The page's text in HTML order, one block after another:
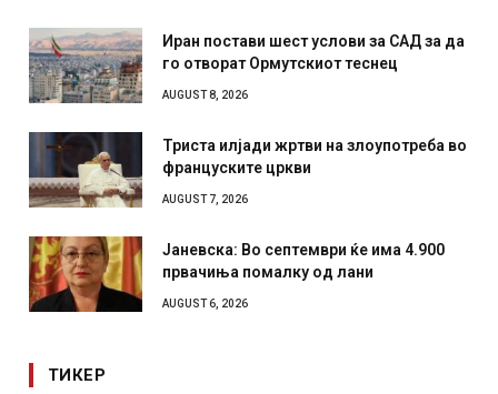
Иран постави шест услови за САД за да
го отворат Ормутскиот теснец
AUGUST 8, 2026
Триста илјади жртви на злоупотреба во
француските цркви
AUGUST 7, 2026
Јаневска: Во септември ќе има 4.900
првачиња помалку од лани
AUGUST 6, 2026
ТИКЕР